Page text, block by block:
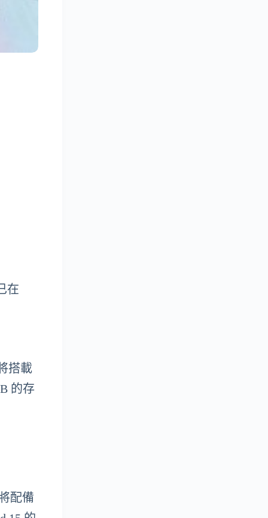
在
搭載
的存
配備